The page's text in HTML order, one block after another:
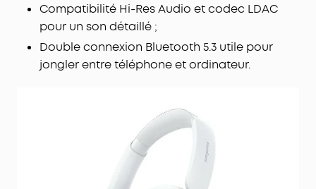
Compatibilité Hi-Res Audio et codec LDAC
pour un son détaillé ;
Double connexion Bluetooth 5.3 utile pour
jongler entre téléphone et ordinateur.